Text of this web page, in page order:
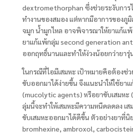
dextromethorphan ซึ่งช่วยระงับการ
ทำงานของสมอง แต่หากมีอาการของภู
จมูก น้ำมูกไหล อาจพิจารณาให้ยาแก้แ
ยาแก้แพ้กลุ่ม second generation
ออกฤทธิ์นานและทำให้ง่วงน้อยกว่ายารุ่
ในกรณีที่ไอมีเสมหะ เป้าหมายคือต้องช่ว
ขับออกมาได้ง่ายขึ้น จึงแนะนำให้ใช้ยา
(mucolytic agents) หรือยาขับเสมห
ลุ่มนี้จะทำให้เสมหะมีความหนืดลดลง เส
ขับเสมหะออกมาได้ดีขึ้น ตัวอย่างยาที่นิ
bromhexine, ambroxol,